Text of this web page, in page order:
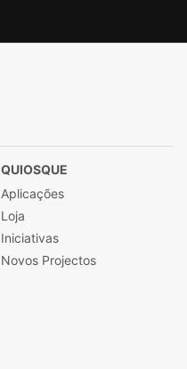
QUIOSQUE
Aplicações
Loja
Iniciativas
Novos Projectos